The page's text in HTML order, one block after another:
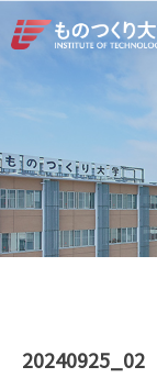
20240925_02